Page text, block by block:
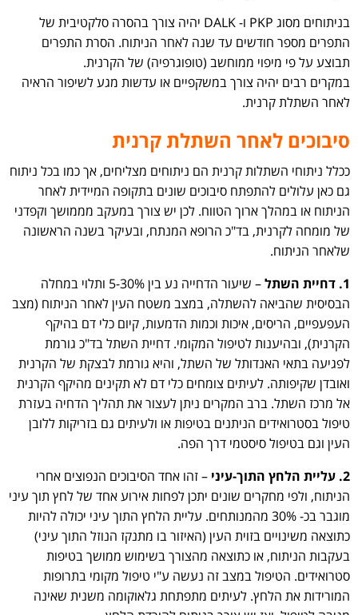
בניתוחים מסוג PKP ו- DALK יהיה צורך בהסרה סלקטיבית של
התפרים מספר חודשים עד שנה לאחר הניתוח. הסרת התפרים
תבוצע על פי מיפוי ממוחשב (טופוגרפיה) של הקרנית.
במקרים רבים יהיה צורך במשקפיים או עדשות מגע לשיפור הראיה
לאחר השתלת קרנית.
סיבוכים לאחר השתלת קרנית
ככלל ניתוחי השתלות קרנית הם ניתוחים מצליחים, אך כמו בכל ניתוח
גם כאן עלולים להתפתח סיבוכים שונים בתקופה המיידית לאחר
הניתוח או במהלך ארוך הטווח. לכן יש צורך במעקב מממושך וקפדני
של מומחה לקרנית, בד"כ הרופא המנתח, ובעיקר בשנה הראשונה
שלאחר הניתוח.
1. דחיית השתל
– שיעור הדחייה נע בין 5-30% ותלוי במחלה
הבסיסית שהביאה להשתלה, במצב משטח העין לאחר הניתוח (מצב
העפעפיים, הריסים, איכות וכמות הדמעות, קיום כלי דם בהיקף
הקרנית), ובהיענות לטיפול המקומי. דחיית השתל בד"כ גורמת
לפגיעה בתאי האנדותל של השתל, והיא גורמת לבצקת של הקרנית
ואובדן שקיפותה. לעיתים צומחים כלי דם לא תקינים מהיקף הקרנית
אל מרכז השתל. ברב המקרים ניתן לעצור את תהליך הדחיה בעזרת
טיפול בסטרואידים הניתנים בטיפות או ולעיתים גם בזריקות ללובן
העין וגם בטיפול סיסטמי דרך הפה.
2. עליית הלחץ התוך-עיני
– זהו אחד הסיבוכים הנפוצים אחרי
הניתוח, ולפי מחקרים שונים יתכן לפחות אירוע אחד של לחץ תוך עיני
מוגבר בכ- 30% מהמנותחים. עליית הלחץ התוך עיני יכולה להיות
כתוצאה משינויים בזוית העין (האיזור בו מתנקז הנוזל התוך עיני)
בעקבות הניתוח, או כתוצאה מהצורך בשימוש ממושך בטיפות
סטרואידים. הטיפול במצב זה נעשה ע"י טיפול מקומי בתרופות
המורידות את הלחץ. לעיתים מתפתחת גלאוקומה משנית שאינה